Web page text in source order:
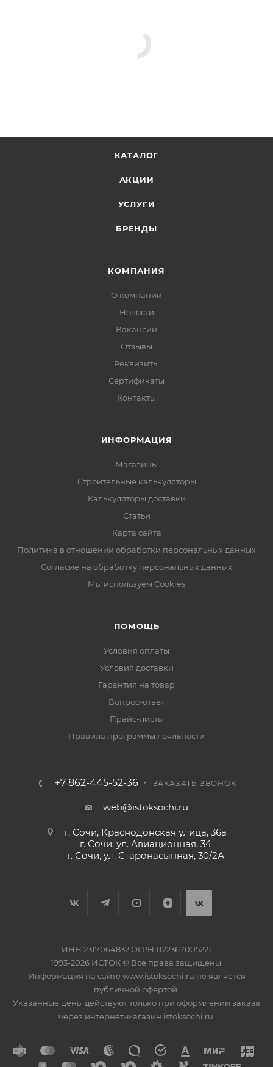
КАТАЛОГ
АКЦИИ
УСЛУГИ
БРЕНДЫ
КОМПАНИЯ
О компании
Новости
Вакансии
Отзывы
Реквизиты
Сертификаты
Контакты
ИНФОРМАЦИЯ
Магазины
Строительные калькуляторы
Калькуляторы доставки
Статьи
Карта сайта
Политика в отношении обработки персональных данных
Согласие на обработку персональных данных
Мы используем Cookies
ПОМОЩЬ
Условия оплаты
Условия доставки
Гарантия на товар
Вопрос-ответ
Прайс-листы
Правила программы лояльности
+7 862-445-52-36 ЗАКАЗАТЬ ЗВОНОК
web@istoksochi.ru
г. Сочи, Краснодонская улица, 36а
г. Сочи, ул. Авиационная, 34
г. Сочи, ул. Старонасыпная, 30/2А
ИНН 2317064832 ОГРН 1122367005221
1993-2026 ИСТОК © Все права защищены.
Информация на сайте www.istoksochi.ru не является
публичной офертой.
Указанные цены действуют только при оформлении заказа
через интернет-магазин istoksochi.ru.